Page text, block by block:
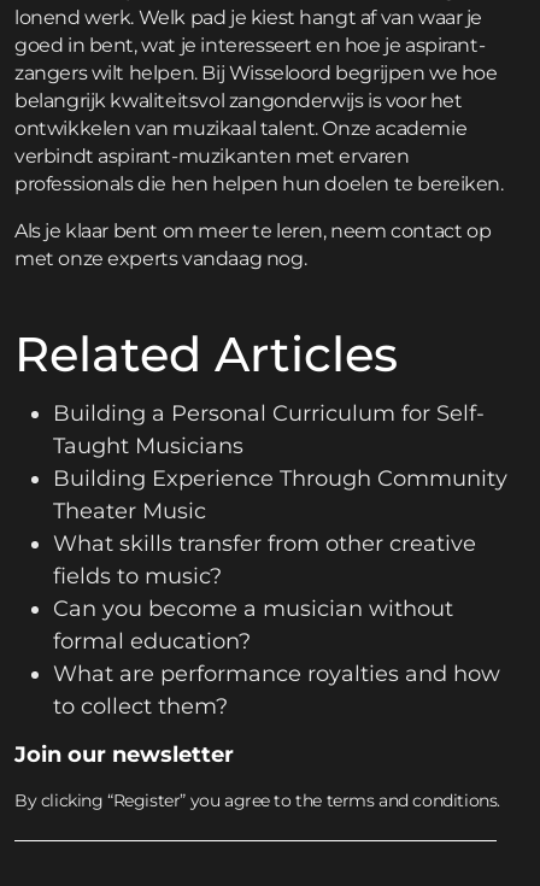
lonend werk. Welk pad je kiest hangt af van waar je
goed in bent, wat je interesseert en hoe je aspirant-
zangers wilt helpen. Bij Wisseloord begrijpen we hoe
belangrijk kwaliteitsvol zangonderwijs is voor het
ontwikkelen van muzikaal talent. Onze academie
verbindt aspirant-muzikanten met ervaren
professionals die hen helpen hun doelen te bereiken.
Als je klaar bent om meer te leren, neem contact op
met onze experts vandaag nog.
Related Articles
Building a Personal Curriculum for Self-
Taught Musicians
Building Experience Through Community
Theater Music
What skills transfer from other creative
fields to music?
Can you become a musician without
formal education?
What are performance royalties and how
to collect them?
Join our newsletter
By clicking “Register” you agree to the terms and conditions.